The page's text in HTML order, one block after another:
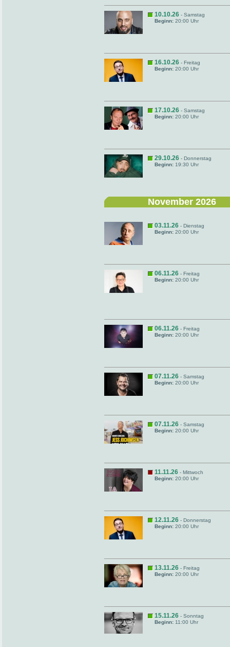
10.10.26 - Samstag
Beginn: 20:00 Uhr
16.10.26 - Freitag
Beginn: 20:00 Uhr
17.10.26 - Samstag
Beginn: 20:00 Uhr
29.10.26 - Donnerstag
Beginn: 19:30 Uhr
November 2026
03.11.26 - Dienstag
Beginn: 20:00 Uhr
06.11.26 - Freitag
Beginn: 20:00 Uhr
06.11.26 - Freitag
Beginn: 20:00 Uhr
07.11.26 - Samstag
Beginn: 20:00 Uhr
07.11.26 - Samstag
Beginn: 20:00 Uhr
11.11.26 - Mittwoch
Beginn: 20:00 Uhr
12.11.26 - Donnerstag
Beginn: 20:00 Uhr
13.11.26 - Freitag
Beginn: 20:00 Uhr
15.11.26 - Sonntag
Beginn: 11:00 Uhr